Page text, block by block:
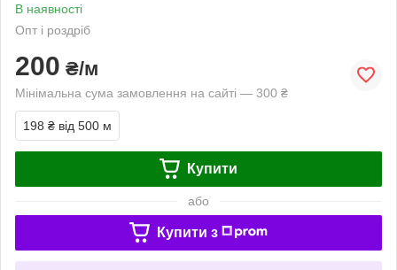
В наявності
Опт і роздріб
200 ₴/м
Мінімальна сума замовлення на сайті — 300 ₴
198 ₴ від 500 м
Купити
або
Купити з